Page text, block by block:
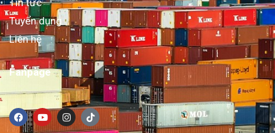
Tin tức
Tuyển dụng
Liên hệ
Fanpage